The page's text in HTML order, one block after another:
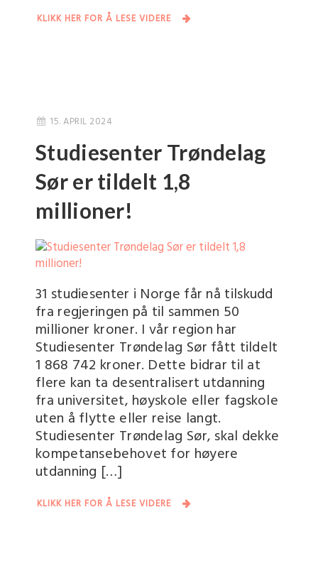
KLIKK HER FOR Å LESE VIDERE
15. APRIL 2024
Studiesenter Trøndelag
Sør er tildelt 1,8
millioner!
31 studiesenter i Norge får nå tilskudd
fra regjeringen på til sammen 50
millioner kroner. I vår region har
Studiesenter Trøndelag Sør fått tildelt
1 868 742 kroner. Dette bidrar til at
flere kan ta desentralisert utdanning
fra universitet, høyskole eller fagskole
uten å flytte eller reise langt.
Studiesenter Trøndelag Sør, skal dekke
kompetansebehovet for høyere
utdanning […]
KLIKK HER FOR Å LESE VIDERE